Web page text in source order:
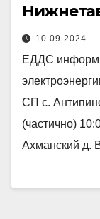
10.09.2024
ЕДДС
СП с.
(частично)
Ахманский д.